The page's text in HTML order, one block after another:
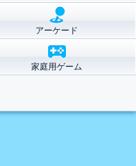
アーケード
家庭用ゲーム